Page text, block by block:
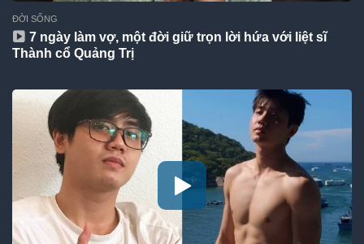
ĐỜI SỐNG
7 ngày làm vợ, một đời giữ trọn lời hứa với liệt sĩ
Thành cổ Quảng Trị